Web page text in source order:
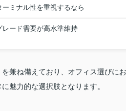
ミナル性を重視するなら
レード需要が高水準維持
兼ね備えており、オフィス選びにお
魅力的な選択肢となります。